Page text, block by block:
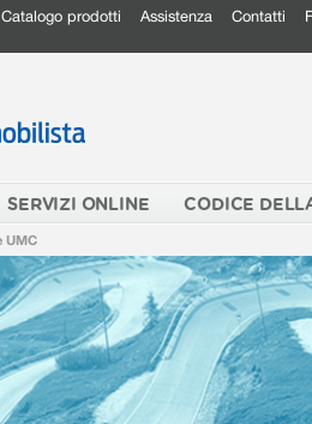
Catalogo prodotti Assistenza Contatti
SERVIZI ONLINE CODICE
UMC